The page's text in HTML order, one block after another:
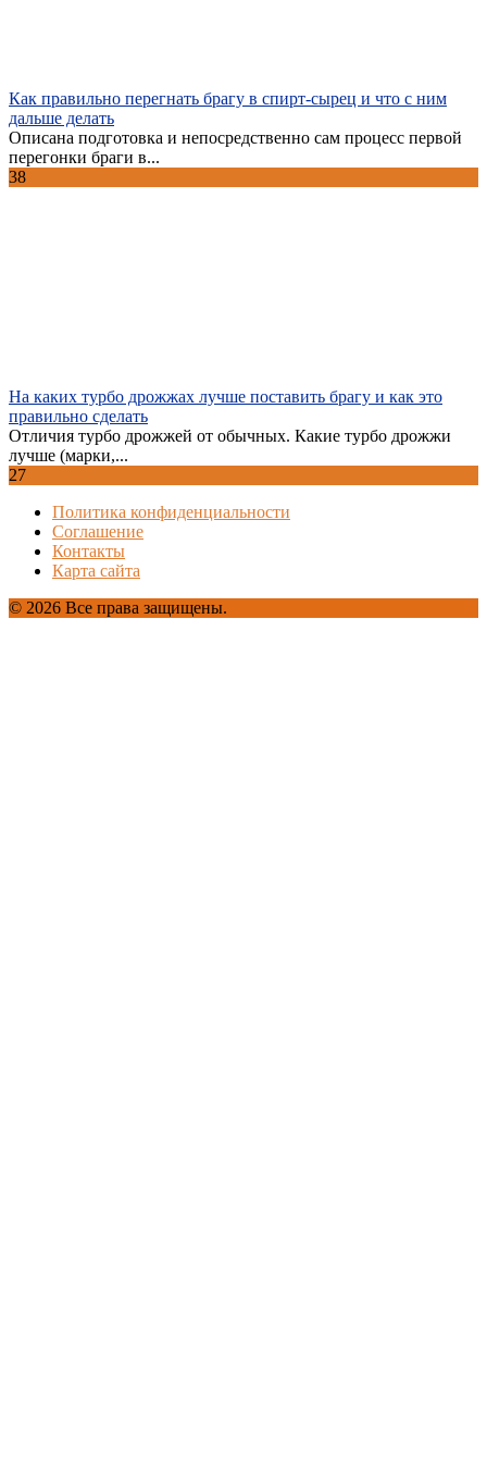
Как правильно перегнать брагу в спирт-сырец и что с ним
дальше делать
Описана подготовка и непосредственно сам процесс первой
перегонки браги в...
38
На каких турбо дрожжах лучше поставить брагу и как это
правильно сделать
Отличия турбо дрожжей от обычных. Какие турбо дрожжи
лучше (марки,...
27
Политика конфиденциальности
Соглашение
Контакты
Карта сайта
© 2026 Все права защищены.